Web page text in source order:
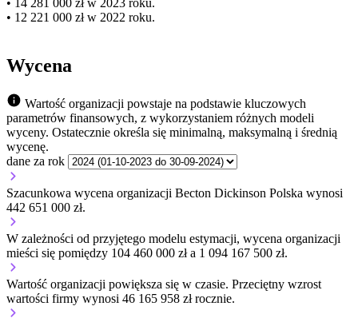
• 14 281 000 zł w 2023 roku.
• 12 221 000 zł w 2022 roku.
Wycena
Wartość organizacji powstaje na podstawie kluczowych
parametrów finansowych, z wykorzystaniem różnych modeli
wyceny. Ostatecznie określa się minimalną, maksymalną i średnią
wycenę.
dane za rok
Szacunkowa wycena organizacji Becton Dickinson Polska wynosi
442 651 000 zł.
W zależności od przyjętego modelu estymacji, wycena organizacji
mieści się pomiędzy 104 460 000 zł a 1 094 167 500 zł.
Wartość organizacji powiększa się w czasie. Przeciętny wzrost
wartości firmy wynosi 46 165 958 zł rocznie.